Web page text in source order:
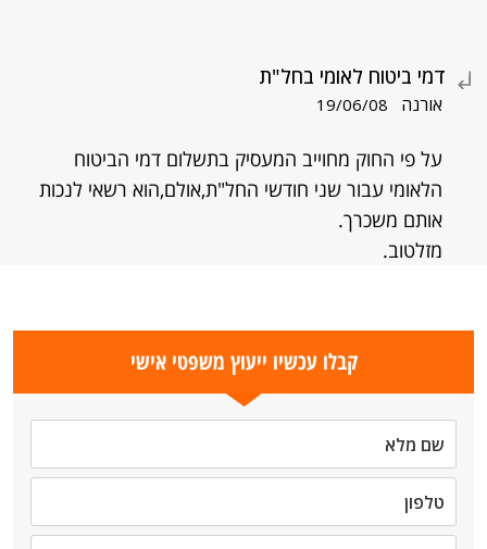
דמי ביטוח לאומי בחל"ת
אורנה 19/06/08
על פי החוק מחוייב המעסיק בתשלום דמי הביטוח
הלאומי עבור שני חודשי החל"ת,אולם,הוא רשאי לנכות
אותם משכרך.
מזלטוב.
קבלו עכשיו ייעוץ משפטי אישי